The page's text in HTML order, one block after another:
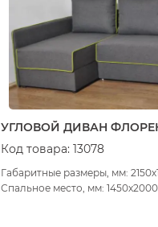
УГЛОВОЙ ДИВАН
Код товара: 13078
Габаритные размеры, мм:
Спальное место, мм: 1450х2000